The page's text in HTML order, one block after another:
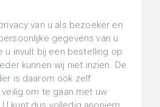
van u als bezoeker en
gegevens van u
u invult bij een bestelling op
kunnen wij niet inzien. De
is daarom ook zelf
om te gaan met uw